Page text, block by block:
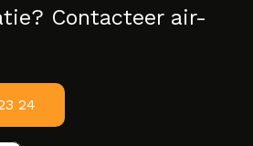
Contacteer air-
24